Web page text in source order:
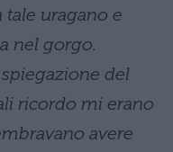
tale uragano e
nel gorgo.
del
ricordo mi erano
avere